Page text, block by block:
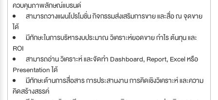
ควบคุมภาพลักษณ์แบรนด์
สามารถวางแผนโปรโมชั่น กิจกรรมส่งเสริมการขาย และสื่อ ณ จุดขาย
ได้
มีทักษะในการบริหารงบประมาณ วิเคราะห์ยอดขาย กำไร ต้นทุน และ
ROI
สามารถอ่าน วิเคราะห์ และจัดทำ Dashboard, Report, Excel หรือ
Presentation ได้
มีทักษะด้านการสื่อสาร การประสานงาน การคิดเชิงวิเคราะห์ และความ
คิดสร้างสรรค์